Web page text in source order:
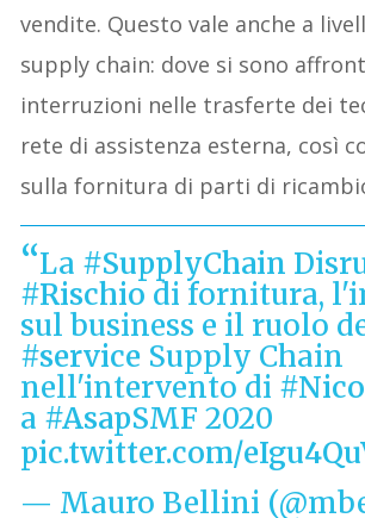
vendite. Questo vale anche a
supply chain: dove si sono
interruzioni nelle trasferte dei
rete di assistenza esterna, così
sulla fornitura di parti di
La #SupplyChain
#Rischio di fornitura,
sul business e il ruolo
#service Supply Chain
nell'intervento di
a #AsapSMF 2020
pic.twitter.com/
— Mauro Bellini